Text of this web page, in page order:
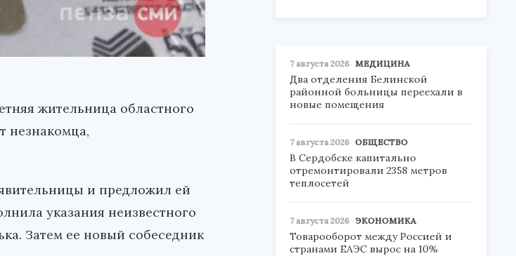
жительница областного
незнакомца,
и предложил ей
указания неизвестного
Затем ее новый собеседник
7 августа 2026 МЕДИЦИНА
Два отделения Белинской
районной больницы переехали в
новые помещения
7 августа 2026 ОБЩЕСТВО
В Сердобске капитально
отремонтировали 2358 метров
теплосетей
7 августа 2026 ЭКОНОМИКА
Товарооборот между Россией и
странами ЕАЭС вырос на 10%